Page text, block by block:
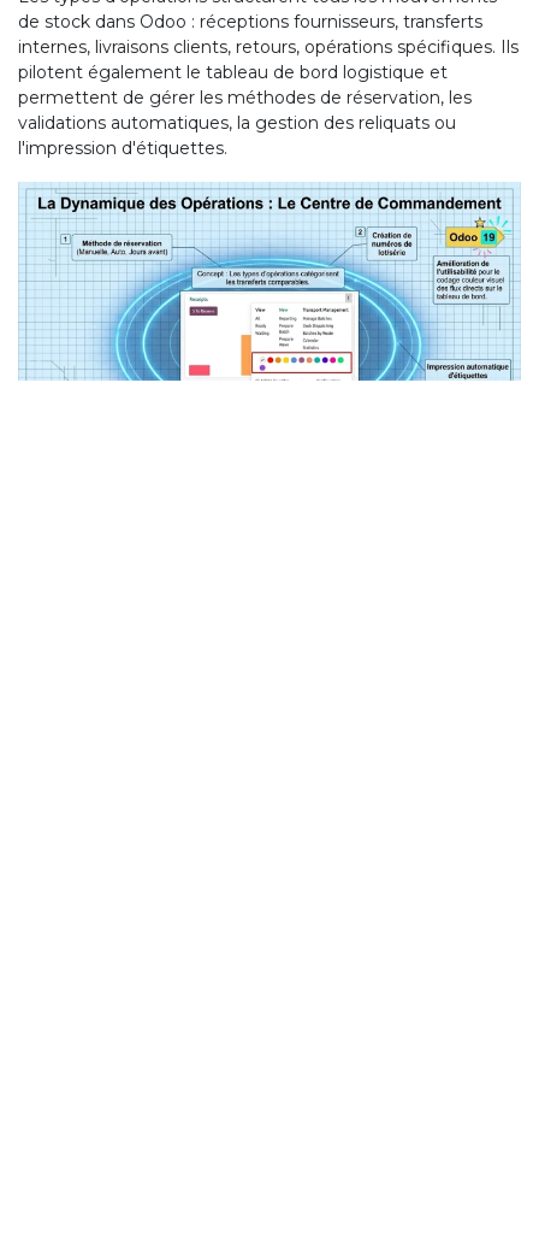
de stock dans Odoo : réceptions fournisseurs, transferts
internes, livraisons clients, retours, opérations spécifiques. Ils
pilotent également le tableau de bord logistique et
permettent de gérer les méthodes de réservation, les
validations automatiques, la gestion des reliquats ou
l'impression d'étiquettes.